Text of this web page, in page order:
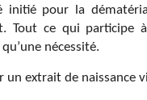
initié pour la
Tout ce qui participe
nécessité.
extrait de naissance